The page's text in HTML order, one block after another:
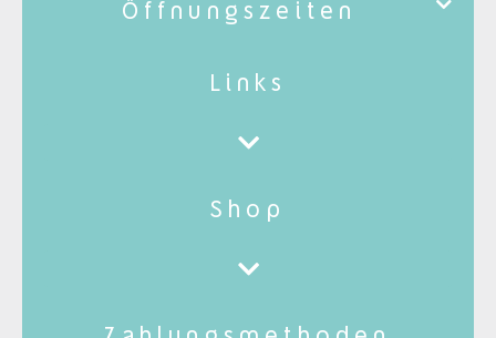
Öffnungszeiten
Links
Shop